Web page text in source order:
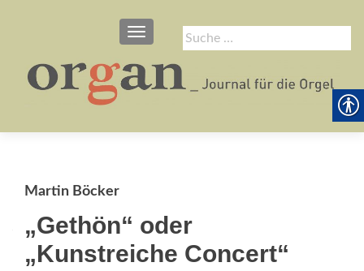
Suche
nach:
SCHALTE NAVIGATION
Martin Böcker
„Gethön“ oder
„Kunstreiche Concert“